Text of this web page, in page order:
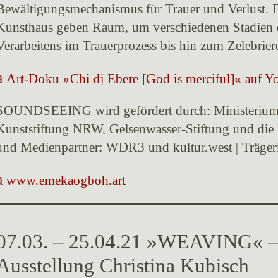
für Trauer und
geben Raum, um verschiedenen
im Trauerprozess bis hin zum
Art-Doku »Chi dị Ebere [God is merciful]« auf
wird gefördert durch:
NRW, Gelsenwasser-Stiftung und
Medienpartner: WDR3 und kultur.west |
www.emekaogboh.art
– 25.04.21 »WEAVING«
Christina Kubisch